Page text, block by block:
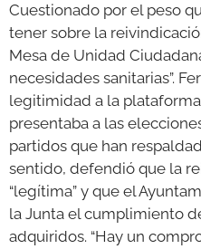
Cuestionado por el peso
tener sobre la
Mesa de Unidad
necesidades sanitarias”.
legitimidad a la
presentaba a las
partidos que han
sentido, defendió que la
“legítima” y que el
la Junta el cumplimiento
adquiridos. “Hay un